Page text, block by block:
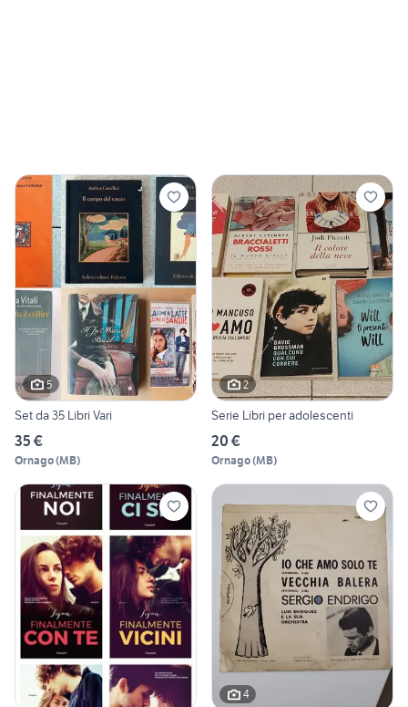
5
Set da 35 Libri Vari
35 €
Ornago(MB)
2
Serie Libri per adolescenti
20 €
Ornago(MB)
4